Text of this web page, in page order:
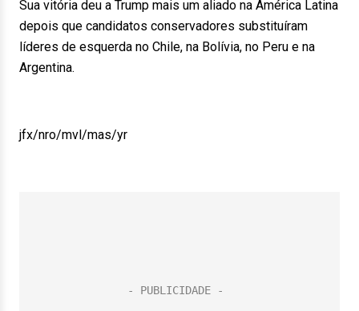
Sua vitória deu a Trump mais um aliado na América Latina
depois que candidatos conservadores substituíram
líderes de esquerda no Chile, na Bolívia, no Peru e na
Argentina.
jfx/nro/mvl/mas/yr